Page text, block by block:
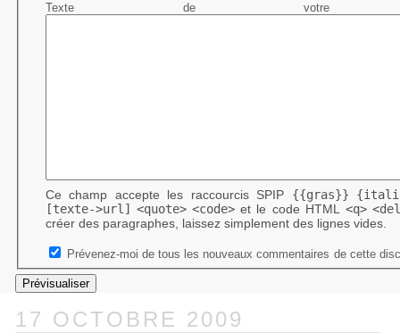
Texte de votre
Ce champ accepte les raccourcis SPIP {{gras}}
[texte->url]
<quote> <code>et le code HTML <q>
créer des paragraphes, laissez simplement des lignes vides.
Prévenez-moi de tous les nouveaux commentaires de cette
17 OCTOBRE 2009